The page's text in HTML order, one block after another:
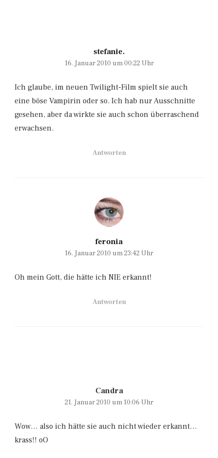
stefanie.
16. Januar 2010 um 00:22 Uhr
Ich glaube, im neuen Twilight-Film spielt sie auch
eine böse Vampirin oder so. Ich hab nur Ausschnitte
gesehen, aber da wirkte sie auch schon überraschend
erwachsen.
Antworten
feronia
16. Januar 2010 um 23:42 Uhr
Oh mein Gott, die hätte ich NIE erkannt!
Antworten
Candra
21. Januar 2010 um 10:06 Uhr
Wow… also ich hätte sie auch nicht wieder erkannt…
krass!! oO